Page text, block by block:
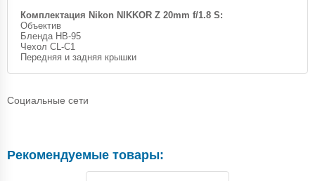
Комплектация Nikon NIKKOR Z 20mm f/1.8 S:
Объектив
Бленда HB-95
Чехол CL-C1
Передняя и задняя крышки
Социальные сети
Рекомендуемые товары: